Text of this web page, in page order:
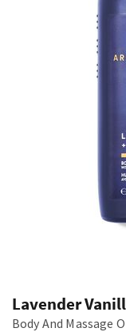
Lavender
Body And Massage